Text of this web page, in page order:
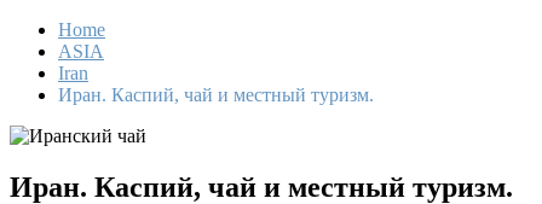
Home
ASIA
Iran
Иран. Каспий, чай и местный туризм.
Иран. Каспий, чай и местный туризм.